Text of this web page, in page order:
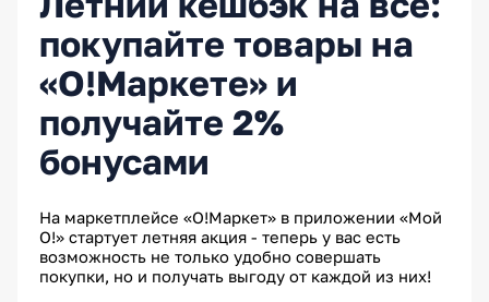
покупайте товары на
«О!Маркете» и
получайте 2%
бонусами
На маркетплейсе «О!Маркет» в приложении «Мой
О!» стартует летняя акция - теперь у вас есть
возможность не только удобно совершать
покупки, но и получать выгоду от каждой из них!